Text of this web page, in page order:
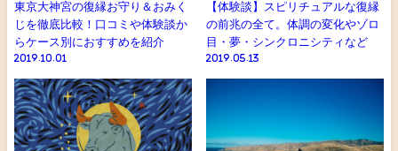
東京大神宮の復縁お守り＆おみく
じを徹底比較！口コミや体験談か
らケース別におすすめを紹介
2019.10.01
【体験談】スピリチュアルな復縁
の前兆の全て。体調の変化やゾロ
目・夢・シンクロニシティなど
2019.05.13